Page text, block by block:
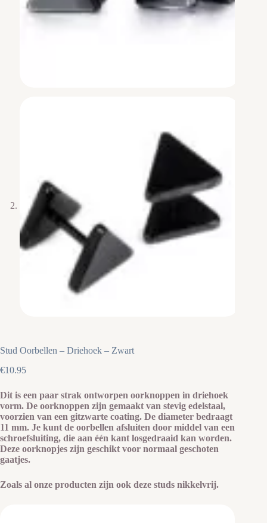
Stud Oorbellen – Driehoek – Zwart
€10.95
Dit is een paar strak ontworpen oorknoppen in driehoek
vorm. De oorknoppen zijn gemaakt van stevig edelstaal,
voorzien van een gitzwarte coating. De diameter bedraagt
11 mm. Je kunt de oorbellen afsluiten door middel van een
schroefsluiting, die aan één kant losgedraaid kan worden.
Deze oorknopjes zijn geschikt voor normaal geschoten
gaatjes.
Zoals al onze producten zijn ook deze studs nikkelvrij.